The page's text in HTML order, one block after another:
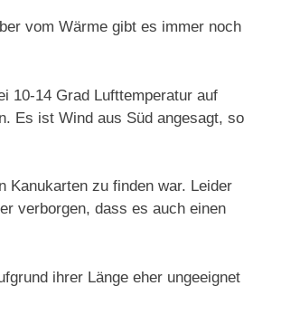
vom Wärme gibt es immer noch
10-14 Grad Lufttemperatur auf
Es ist Wind aus Süd angesagt, so
Kanukarten zu finden war. Leider
verborgen, dass es auch einen
ihrer Länge eher ungeeignet